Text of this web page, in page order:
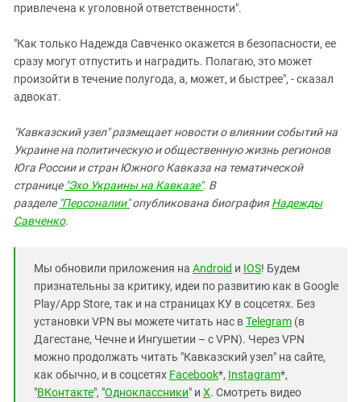
привлечена к уголовной ответственности".
"Как только Надежда Савченкоокажется в безопасности, ее
сразу могут отпустить и наградить. Полагаю, это может
произойти в течение полугода, а, может, и быстрее", - сказал
адвокат.
"Кавказский узел" размещает новости о влиянии событий на
Украине на политическую и общественную жизнь регионов
Юга России и стран Южного Кавказа на тематической
странице "Эхо Украины на Кавказе". В
разделе "Персоналии"опубликована биографияНадежды
Савченко.
Мы обновили приложения на Android и IOS! Будем
признательны за критику, идеи по развитию как в Google
Play/App Store, так и на страницах КУ в соцсетях. Без
установки VPN вы можете читать нас вTelegram (в
Дагестане, Чечне и Ингушетии – с VPN). Через VPN
можно продолжать читать "Кавказский узел" на сайте,
как обычно, и в соцсетях Facebook*, Instagram*,
"ВКонтакте", "Одноклассники" и X. Смотреть видео